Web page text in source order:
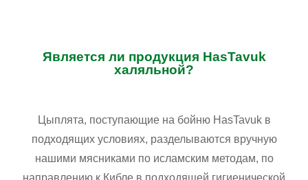
Является ли продукция HasTavuk
халяльной?
Цыплята, поступающие на бойню HasTavuk в
подходящих условиях, разделываются вручную
нашими мясниками по исламским методам, по
направлению к Кибле в подходящей гигиенической